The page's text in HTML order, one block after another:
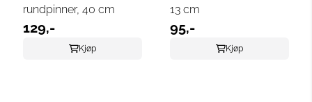
rundpinner, 40 cm
129,-
Kjøp
13 cm
95,-
Kjøp